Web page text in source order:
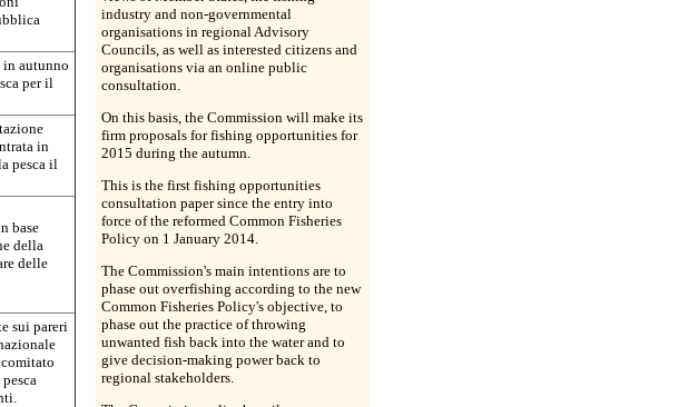
in autunno
per il
in
pesca il
base
della
delle
sui pareri
industry and non-governmental
organisations in regional Advisory
Councils, as well as interested citizens and
organisations via an online public
consultation.
On this basis, the Commission will make its
firm proposals for fishing opportunities for
2015 during the autumn.
This is the first fishing opportunities
consultation paper since the entry into
force of the reformed Common Fisheries
Policy on 1 January 2014.
The Commission's main intentions are to
phase out overfishing according to the new
Common Fisheries Policy's objective, to
phase out the practice of throwing
unwanted fish back into the water and to
give decision-making power back to
regional stakeholders.